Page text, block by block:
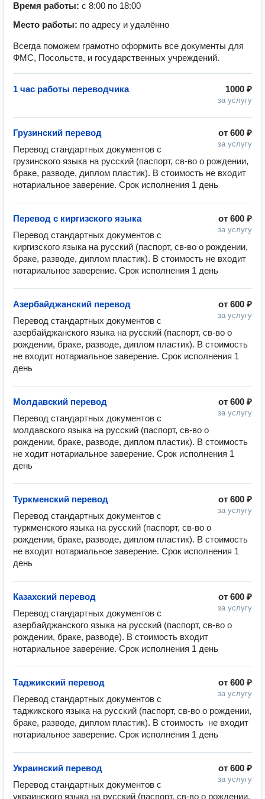
Время работы: с 8:00 по 18:00
Место работы: по адресу и удалённо
Всегда поможем грамотно оформить все документы для
ФМС, Посольств, и государственных учреждений.
1000 ₽
за услугу
1 час работы переводчика
от 600 ₽
за услугу
Грузинский перевод
Перевод стандартных документов с
грузинского языка на русский (паспорт, св-во о рождении,
браке, разводе, диплом пластик). В стоимость не входит
нотариальное заверение. Срок исполнения 1 день
от 600 ₽
за услугу
Перевод с киргизского языка
Перевод стандартных документов с
киргизского языка на русский (паспорт, св-во о рождении,
браке, разводе, диплом пластик). В стоимость не входит
нотариальное заверение. Срок исполнения 1 день
от 600 ₽
за услугу
Азербайджанский перевод
Перевод стандартных документов с
азербайджанского языка на русский (паспорт, св-во о
рождении, браке, разводе, диплом пластик). В стоимость
не входит нотариальное заверение. Срок исполнения 1
день
от 600 ₽
за услугу
Молдавский перевод
Перевод стандартных документов с
молдавского языка на русский (паспорт, св-во о
рождении, браке, разводе, диплом пластик). В стоимость
не ходит нотариальное заверение. Срок исполнения 1
день
от 600 ₽
за услугу
Туркменский перевод
Перевод стандартных документов с
туркменского языка на русский (паспорт, св-во о
рождении, браке, разводе, диплом пластик). В стоимость
не входит нотариальное заверение. Срок исполнения 1
день
от 600 ₽
за услугу
Казахский перевод
Перевод стандартных документов с
азербайджанского языка на русский (паспорт, св-во о
рождении, браке, разводе). В стоимость входит
нотариальное заверение. Срок исполнения 1 день
от 600 ₽
за услугу
Таджикский перевод
Перевод стандартных документов с
таджикского языка на русский (паспорт, св-во о рождении,
браке, разводе, диплом пластик). В стоимость  не входит
нотариальное заверение. Срок исполнения 1 день
от 600 ₽
за услугу
Украинский перевод
Перевод стандартных документов с
украинского языка на русский (паспорт, св-во о рождении,